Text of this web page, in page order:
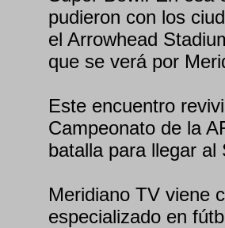
pudieron con los
el Arrowhead
que se verá por
Este encuentro
Campeonato de la
batalla para llegar
Meridiano TV viene
especializado en